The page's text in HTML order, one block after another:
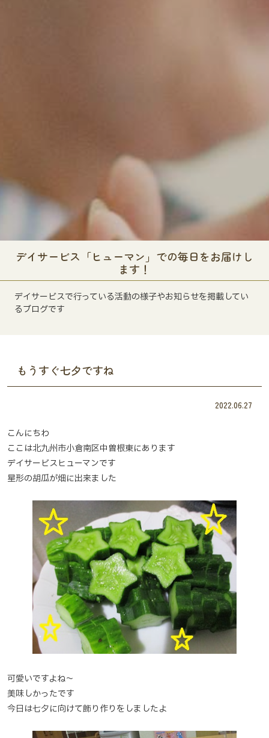
デイサービス「ヒューマン」での毎日をお届けし
ます！
デイサービスで行っている活動の様子やお知らせを掲載してい
るブログです
もうすぐ七夕ですね
2022.06.27
こんにちわ
ここは北九州市小倉南区中曽根東にあります
デイサービスヒューマンです
星形の胡瓜が畑に出来ました
可愛いですよね～
美味しかったです
今日は七夕に向けて飾り作りをしましたよ